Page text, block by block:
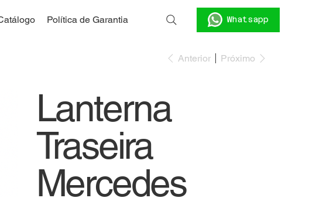
Política de Garantia Whatsapp
Anterior Próximo
Lanterna
Traseira
Mercedes